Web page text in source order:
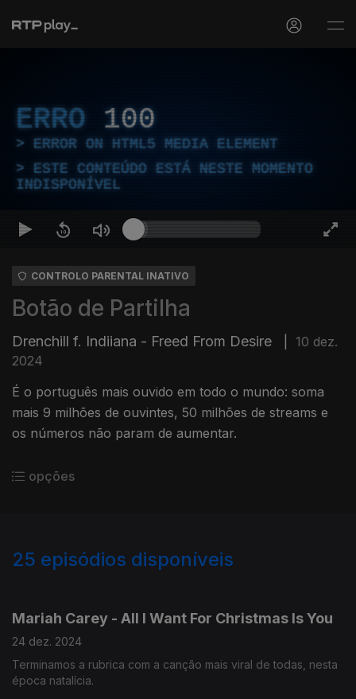
ERRO 100
ERROR ON HTML5 MEDIA ELEMENT
ESTE CONTEÚDO ESTÁ NESTE MOMENTO
INDISPONÍVEL
CONTROLO PARENTAL INATIVO
Botão de Partilha
Drenchill f. Indiiana - Freed From Desire
10 dez.
2024
É o português mais ouvido em todo o mundo: soma
mais 9 milhões de ouvintes, 50 milhões de streams e
os números não param de aumentar.
opções
25 episódios disponíveis
Mariah Carey - All I Want For Christmas Is You
24 dez. 2024
Terminamos a rubrica com a canção mais viral de todas, nesta
época natalícia.